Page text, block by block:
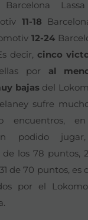
Barcelona
11-18
12-24
decir, cinco
por al
bajasdel
sufre
encuentros,
podido
de los 78 puntos,
de 70 puntos, es
por el